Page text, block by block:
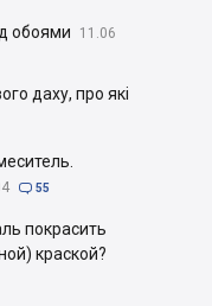
обоями 11.06
даху, про які
 55
покрасить
краской?